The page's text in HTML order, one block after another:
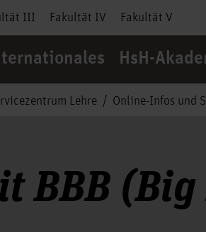
III Fakultät IV Fakultät V
HsH-
Lehre Online-Infos und
BBB